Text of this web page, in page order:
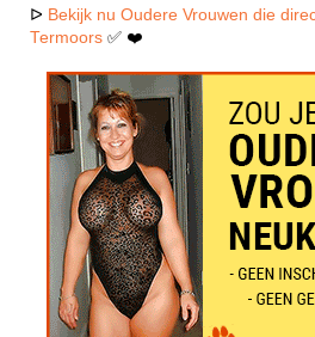
ᐅ Bekijk nu Oudere Vrouwen die
Termoors ✅ ❤️